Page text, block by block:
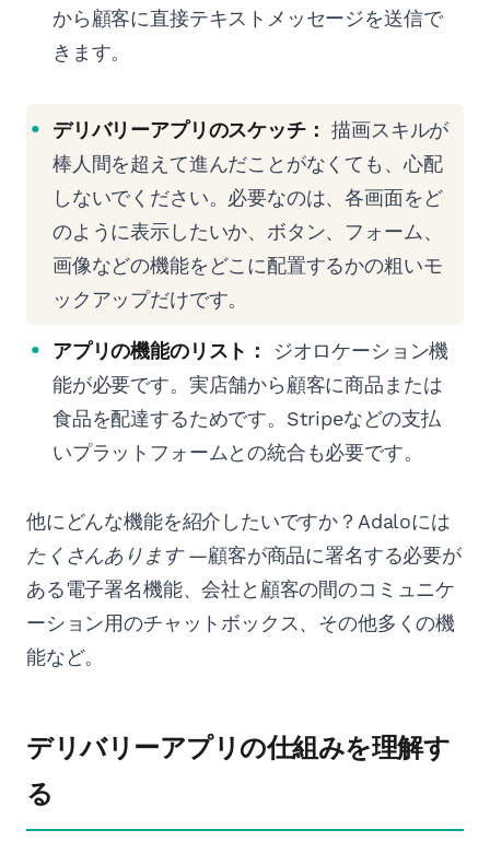
から顧客に直接テキストメッセージを送信で
きます。
デリバリーアプリのスケッチ： 描画スキルが
棒人間を超えて進んだことがなくても、心配
しないでください。必要なのは、各画面をど
のように表示したいか、ボタン、フォーム、
画像などの機能をどこに配置するかの粗いモ
ックアップだけです。
アプリの機能のリスト：
ジオロケーション機
能が必要です。実店舗から顧客に商品または
食品を配達するためです。Stripeなどの支払
いプラットフォームとの統合も必要です。
他にどんな機能を紹介したいですか？Adaloには
たくさんあります—顧客が商品に署名する必要が
ある電子署名機能、会社と顧客の間のコミュニケ
ーション用のチャットボックス、その他多くの機
能など。
デリバリーアプリの仕組みを理解す
る